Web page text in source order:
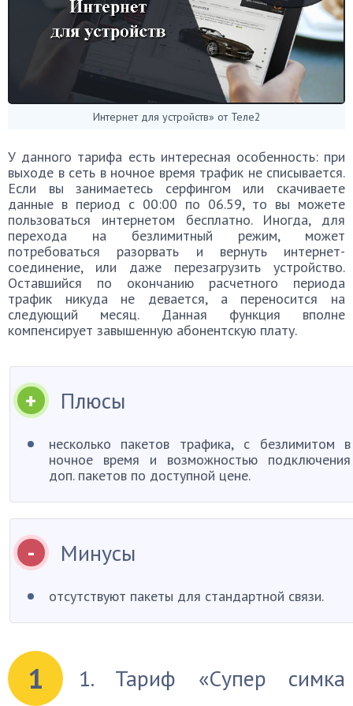
Интернет для устройств» от Теле2
У данного тарифа есть интересная особенность: при
выходе в сеть в ночное время трафик не списывается.
Если вы занимаетесь серфингом или скачиваете
данные в период с 00:00 по 06.59, то вы можете
пользоваться интернетом бесплатно. Иногда, для
перехода на безлимитный режим, может
потребоваться разорвать и вернуть интернет-
соединение, или даже перезагрузить устройство.
Оставшийся по окончанию расчетного периода
трафик никуда не девается, а переносится на
следующий месяц. Данная функция вполне
компенсирует завышенную абонентскую плату.
Плюсы
несколько пакетов трафика, с безлимитом в
ночное время и возможностью подключения
доп. пакетов по доступной цене.
Минусы
отсутствуют пакеты для стандартной связи.
1
1. Тариф «Супер симка